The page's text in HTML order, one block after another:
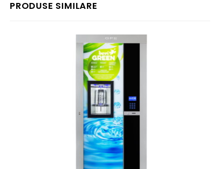
PRODUSE SIMILARE